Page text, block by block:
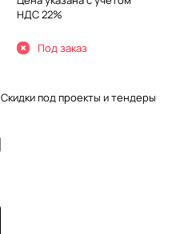
НДС 22%
Под заказ
Скидки под проекты и тендеры